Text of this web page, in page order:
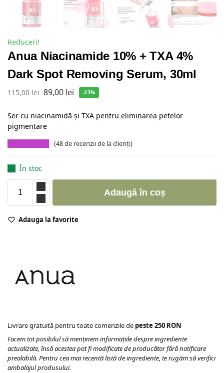
Reduceri!
Anua Niacinamide 10% + TXA 4%
Dark Spot Removing Serum, 30ml
115,00lei 89,00 lei -23%
Ser cu niacinamidă și TXA pentru eliminarea petelor
pigmentare
(48de recenzii de la clienți)
În stoc
Adaugă în coș
Adauga la favorite
Livrare gratuită pentru toate comenzile de peste 250 RON
Facem tot posibilul să menținem informațiile despre ingrediente
actualizate, însă acestea pot fi modificate de producător fără notificare
prealabilă. Pentru cea mai recentă listă de ingrediente, te rugăm să verifici
ambalajul produsului.